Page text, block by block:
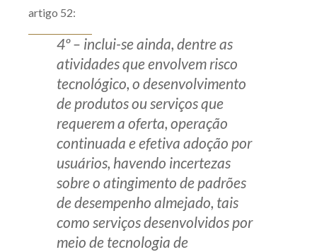
artigo 52:
4º – inclui-se ainda, dentre as
atividades que envolvem risco
tecnológico, o desenvolvimento
de produtos ou serviços que
requerem a oferta, operação
continuada e efetiva adoção por
usuários, havendo incertezas
sobre o atingimento de padrões
de desempenho almejado, tais
como serviços desenvolvidos por
meio de tecnologia de